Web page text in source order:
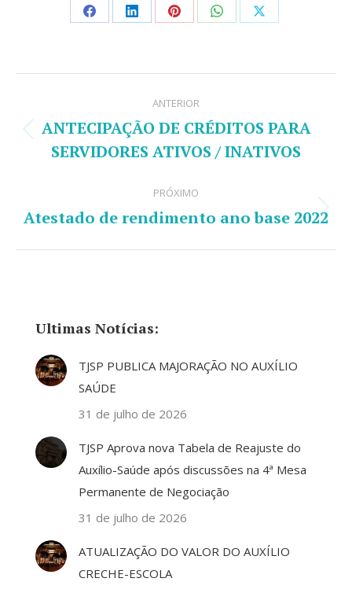
Share
Facebook
Share
LinkedIn
Share
Pinterest
Share
WhatsApp
Share
X
de
post:
ANTERIOR
Post
anterior:
ANTECIPAÇÃO DE CRÉDITOS PARA
SERVIDORES ATIVOS / INATIVOS
PRÓXIMO
Próximo
Atestado de rendimento ano base 2022
Ultimas Notícias:
TJSP PUBLICA MAJORAÇÃO NO AUXÍLIO
SAÚDE
31 de julho de 2026
TJSP Aprova nova Tabela de Reajuste do
Auxílio-Saúde após discussões na 4ª Mesa
Permanente de Negociação
31 de julho de 2026
ATUALIZAÇÃO DO VALOR DO AUXÍLIO
CRECHE-ESCOLA